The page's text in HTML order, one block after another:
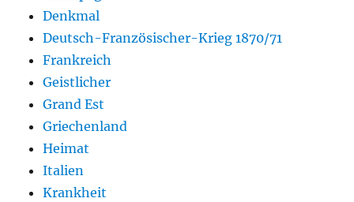
Denkmal
Deutsch-Französischer-Krieg 1870/71
Frankreich
Geistlicher
Grand Est
Griechenland
Heimat
Italien
Krankheit